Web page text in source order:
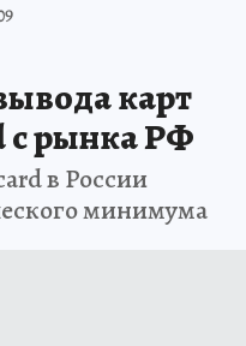
карт
с рынка РФ
в России
минимума